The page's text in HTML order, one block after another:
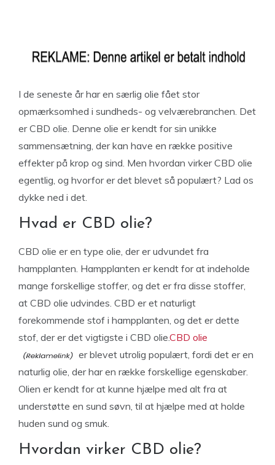
I de seneste år har en særlig olie fået stor
opmærksomhed i sundheds- og velværebranchen. Det
er CBD olie. Denne olie er kendt for sin unikke
sammensætning, der kan have en række positive
effekter på krop og sind. Men hvordan virker CBD olie
egentlig, og hvorfor er det blevet så populært? Lad os
dykke ned i det.
Hvad er CBD olie?
CBD olie er en type olie, der er udvundet fra
hampplanten. Hampplanten er kendt for at indeholde
mange forskellige stoffer, og det er fra disse stoffer,
at CBD olie udvindes. CBD er et naturligt
forekommende stof i hampplanten, og det er dette
stof, der er det vigtigste i CBD olie.CBD olie
er blevet utrolig populært, fordi det er en
naturlig olie, der har en række forskellige egenskaber.
Olien er kendt for at kunne hjælpe med alt fra at
understøtte en sund søvn, til at hjælpe med at holde
huden sund og smuk.
Hvordan virker CBD olie?